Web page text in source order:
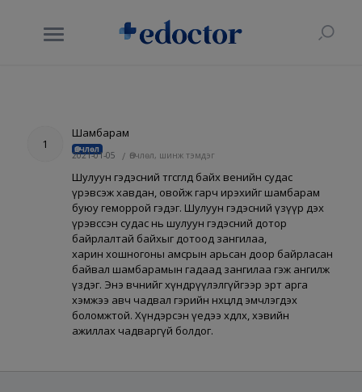
1
Шамбарам
Өвчлөл
2021-01-05 / Өвчлөл, шинж тэмдэг
Шулуун гэдэсний төгөсгөлд байх венийн судас
үрэвсэж хавдан, овойж гарч ирэхийг шамбарам
буюу геморрой гэдэг. Шулуун гэдэсний үзүүр дэх
үрэвссэн судас нь шулуун гэдэсний дотор
байрлалтай байхыг дотоод зангилаа,
харин хошногоны амсрын арьсан доор байрласан
байвал шамбарамын гадаад зангилаа гэж ангилж
үздэг. Энэ өвчнийг хүндрүүлэлгүйгээр эрт арга
хэмжээ авч чадвал гэрийн нөхцөлд эмчлэгдэх
боломжтой. Хүндэрсэн үедээ хөдлөх, хэвийн
ажиллах чадваргүй болдог.